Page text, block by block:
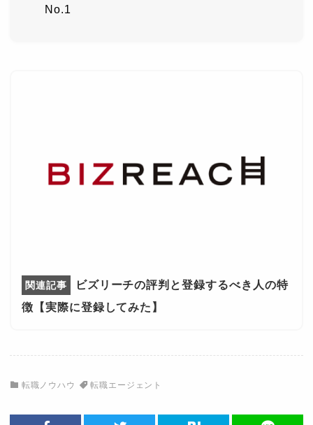
No.1
ビズリーチの評判と登録するべき人の特
徴【実際に登録してみた】
転職ノウハウ 転職エージェント